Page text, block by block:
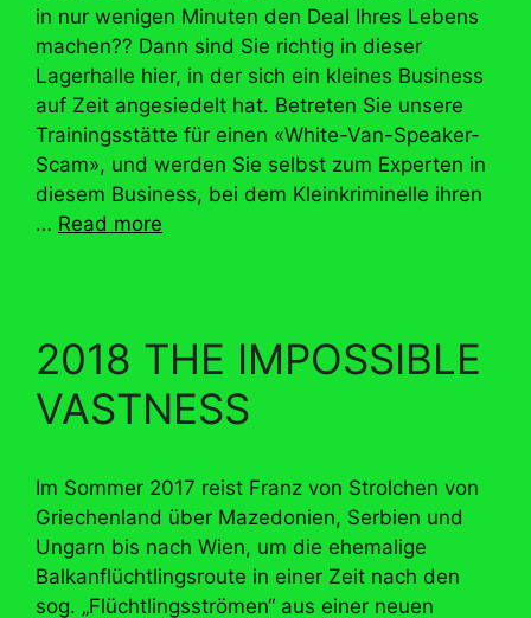
in nur wenigen Minuten den Deal Ihres Lebens
machen?? Dann sind Sie richtig in dieser
Lagerhalle hier, in der sich ein kleines Business
auf Zeit angesiedelt hat. Betreten Sie unsere
Trainingsstätte für einen «White-Van-Speaker-
Scam», und werden Sie selbst zum Experten in
diesem Business, bei dem Kleinkriminelle ihren
… Read more
2018 THE IMPOSSIBLE
VASTNESS
Im Sommer 2017 reist Franz von Strolchen von
Griechenland über Mazedonien, Serbien und
Ungarn bis nach Wien, um die ehemalige
Balkanflüchtlingsroute in einer Zeit nach den
sog. „Flüchtlingsströmen“ aus einer neuen